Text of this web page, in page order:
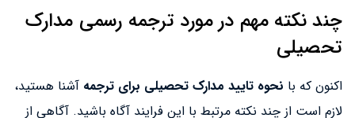
چند نکته مهم در مورد ترجمه رسمی مدارک
تحصیلی
اکنون که با نحوه تایید مدارک تحصیلی برای ترجمه آشنا هستید،
لازم است از چند نکته مرتبط با این فرایند آگاه باشید. آگاهی از